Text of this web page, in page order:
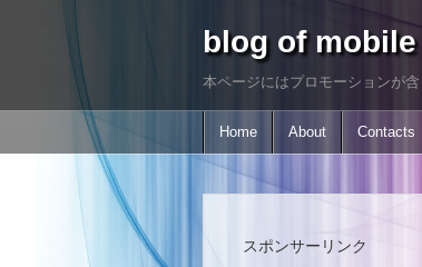
blog of mobile
本ページにはプロモーションが含
Home About Contacts
スポンサーリンク